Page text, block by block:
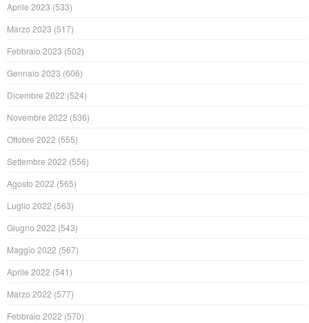
Aprile 2023 (533)
Marzo 2023 (517)
Febbraio 2023 (502)
Gennaio 2023 (606)
Dicembre 2022 (524)
Novembre 2022 (536)
Ottobre 2022 (555)
Settembre 2022 (556)
Agosto 2022 (565)
Luglio 2022 (563)
Giugno 2022 (543)
Maggio 2022 (567)
Aprile 2022 (541)
Marzo 2022 (577)
Febbraio 2022 (570)